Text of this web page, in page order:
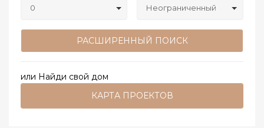
0 Неограниченный
РАСШИРЕННЫЙ ПОИСК
или Найди свой дом
КАРТА ПРОЕКТОВ